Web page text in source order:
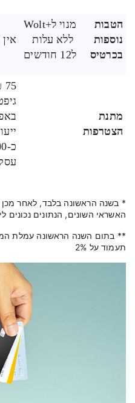
הטבות
נוספות
בכרטיס
מנוי ל+Wolt
ללא עלות
ל12 חודשים
אין
מתנת
הצטרפות
* בשנה הראשונה בלבד, לאחר
האשראי השונים, הנתונים נכונים ליום 24/
** בתום השנה הראשונה עמלת
תעמוד על 2%